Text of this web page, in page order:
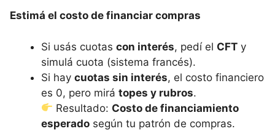
Estimá el costo de financiar compras
Si usás cuotas con interés, pedí el CFT y
simulá cuota (sistema francés).
Si hay cuotas sin interés, el costo financiero
es 0, pero mirá topes y rubros.
Resultado: Costo de financiamiento
esperado según tu patrón de compras.